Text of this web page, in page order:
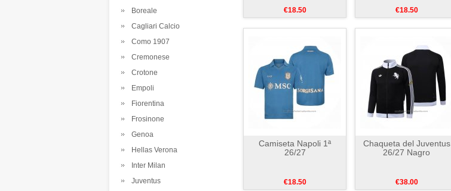
Boreale
Cagliari Calcio
Como 1907
Cremonese
Crotone
Empoli
Fiorentina
Frosinone
Genoa
Hellas Verona
Inter Milan
Juventus
€18.50 €18.50
Camiseta Napoli 1ª
26/27
€18.50
Chaqueta del Juventus
26/27 Nagro
€38.00